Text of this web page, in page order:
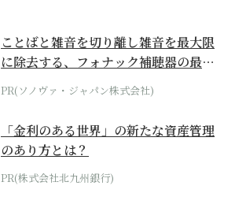
ことばと雑音を切り離し雑音を最大限
に除去する、フォナック補聴器の最上
位モデル
PR(ソノヴァ・ジャパン株式会社)
「金利のある世界」の新たな資産管理
のあり方とは？
PR(株式会社北九州銀行)